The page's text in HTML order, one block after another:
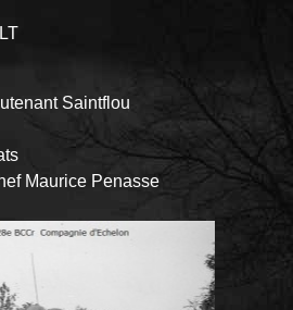
Saintflou
Maurice Penasse